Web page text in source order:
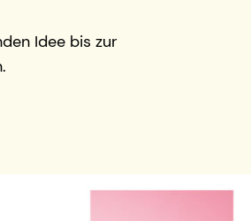
Idee bis zur